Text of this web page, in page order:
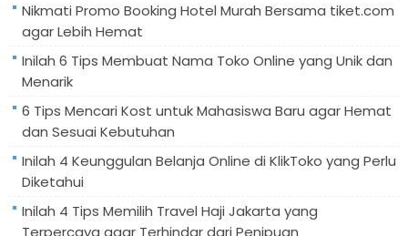
Nikmati Promo Booking Hotel Murah Bersama tiket.com
agar Lebih Hemat
Inilah 6 Tips Membuat Nama Toko Online yang Unik dan
Menarik
6 Tips Mencari Kost untuk Mahasiswa Baru agar Hemat
dan Sesuai Kebutuhan
Inilah 4 Keunggulan Belanja Online di KlikToko yang Perlu
Diketahui
Inilah 4 Tips Memilih Travel Haji Jakarta yang